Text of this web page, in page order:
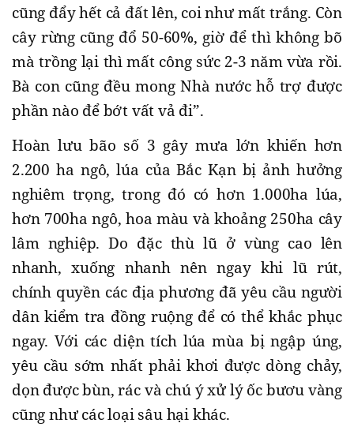
cũng đẩy hết cả đất lên, coi như mất trắng. Còn
cây rừng cũng đổ 50-60%, giờ để thì không bõ
mà trồng lại thì mất công sức 2-3 năm vừa rồi.
Bà con cũng đều mong Nhà nước hỗ trợ được
phần nào để bớt vất vả đi”.
Hoàn lưu bão số 3 gây mưa lớn khiến hơn
2.200 ha ngô, lúa của Bắc Kạn bị ảnh hưởng
nghiêm trọng, trong đó có hơn 1.000ha lúa,
hơn 700ha ngô, hoa màu và khoảng 250ha cây
lâm nghiệp. Do đặc thù lũ ở vùng cao lên
nhanh, xuống nhanh nên ngay khi lũ rút,
chính quyền các địa phương đã yêu cầu người
dân kiểm tra đồng ruộng để có thể khắc phục
ngay. Với các diện tích lúa mùa bị ngập úng,
yêu cầu sớm nhất phải khơi được dòng chảy,
dọn được bùn, rác và chú ý xử lý ốc bươu vàng
cũng như các loại sâu hại khác.